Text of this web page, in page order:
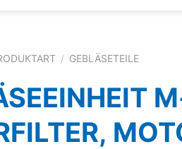
/ GEBLÄSETEILE